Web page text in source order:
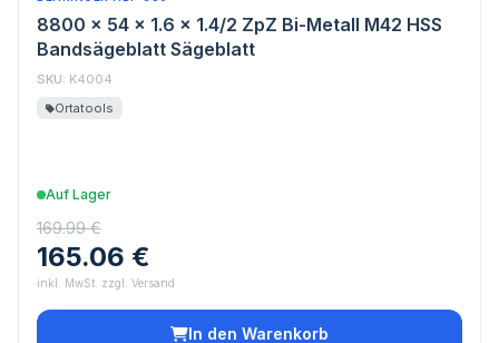
8800 x 54 x 1.6 x 1.4/2 ZpZ Bi-Metall M42 HSS
Bandsägeblatt Sägeblatt
SKU: K4004
Ortatools
Auf Lager
169.99 €
165.06 €
inkl. MwSt. zzgl. Versand
In den Warenkorb